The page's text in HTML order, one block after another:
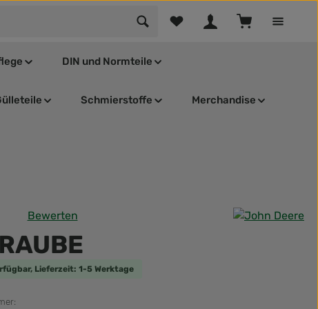
Du hast 0 Produkte auf dem
DIN und Normteile
Schmierstoffe Merchandise
Bewerten
Lieferzeit: 1-5 Werktage